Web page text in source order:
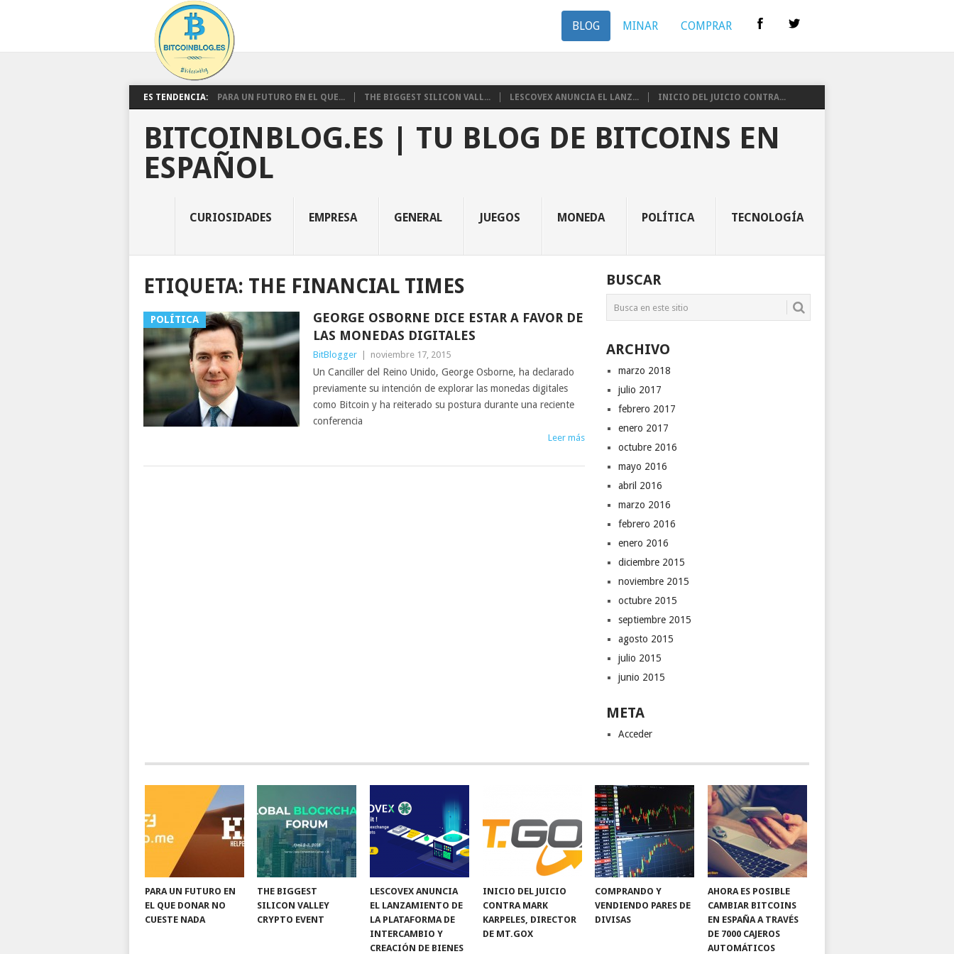
BLOG MINAR COMPRAR
ES TENDENCIA: PARA UN FUTURO EN EL QUE... THE BIGGEST SILICON VALL... LESCOVEX ANUNCIA EL LANZ... INICIO DEL JUICIO CONTRA...
BITCOINBLOG.ES | TU BLOG DE BITCOINS EN
ESPAÑOL
CURIOSIDADES EMPRESA GENERAL JUEGOS MONEDA POLÍTICA TECNOLOGÍA
ETIQUETA: THE FINANCIAL TIMES
POLÍTICA
GEORGE OSBORNE DICE ESTAR A FAVOR DE
LAS MONEDAS DIGITALES
BitBlogger noviembre 17, 2015
Un Canciller del Reino Unido, George Osborne, ha declarado
previamente su intención de explorar las monedas digitales
como Bitcoin y ha reiterado su postura durante una reciente
conferencia
Leer más
BUSCAR
ARCHIVO
marzo 2018
julio 2017
febrero 2017
enero 2017
octubre 2016
mayo 2016
abril 2016
marzo 2016
febrero 2016
enero 2016
diciembre 2015
noviembre 2015
octubre 2015
septiembre 2015
agosto 2015
julio 2015
junio 2015
META
Acceder
PARA UN FUTURO EN
EL QUE DONAR NO
CUESTE NADA
THE BIGGEST
SILICON VALLEY
CRYPTO EVENT
LESCOVEX ANUNCIA
EL LANZAMIENTO DE
LA PLATAFORMA DE
INTERCAMBIO Y
CREACIÓN DE BIENES
INICIO DEL JUICIO
CONTRA MARK
KARPELES, DIRECTOR
DE MT.GOX
COMPRANDO Y
VENDIENDO PARES DE
DIVISAS
AHORA ES POSIBLE
CAMBIAR BITCOINS
EN ESPAÑA A TRAVÉS
DE 7000 CAJEROS
AUTOMÁTICOS